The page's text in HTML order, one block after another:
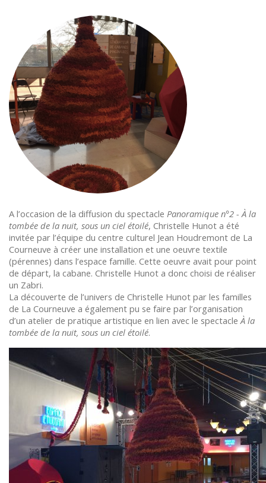
A l’occasion de la diffusion du spectacle Panoramique n°2 - À la
tombée de la nuit, sous un ciel étoilé, Christelle Hunot a été
invitée par l’équipe du centre culturel Jean Houdremont de La
Courneuve à créer une installation et une oeuvre textile
(pérennes) dans l’espace famille. Cette oeuvre avait pour point
de départ, la cabane. Christelle Hunot a donc choisi de réaliser
un Zabri.
La découverte de l’univers de Christelle Hunot par les familles
de La Courneuve a également pu se faire par l’organisation
d’un atelier de pratique artistique en lien avec le spectacle À la
tombée de la nuit, sous un ciel étoilé.